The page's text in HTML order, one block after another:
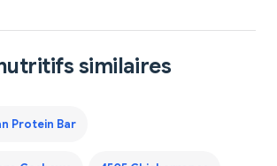
similaires
Protein Bar